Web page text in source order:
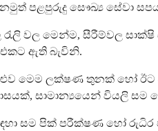
පළපුරුදු සෞඛ්‍ය සේවා
වල මෙන්ම, සීරීම්වල
ඇති බැවිනි.
මෙම ලක්ෂණ තුනක් හෝ ඊට
සාමාන්‍යයෙන් වියලි සම
සම පික් පරීක්ෂණ හෝ